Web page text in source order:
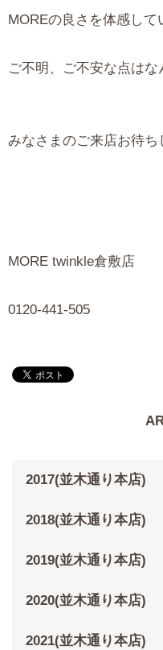
MOREの良さを体感し
ご不明、ご不安な点は
みなさまのご来店お待
MORE twinkle倉敷店
0120-441-505
2017(並木通り本店)
2018(並木通り本店)
2019(並木通り本店)
2020(並木通り本店)
2021(並木通り本店)